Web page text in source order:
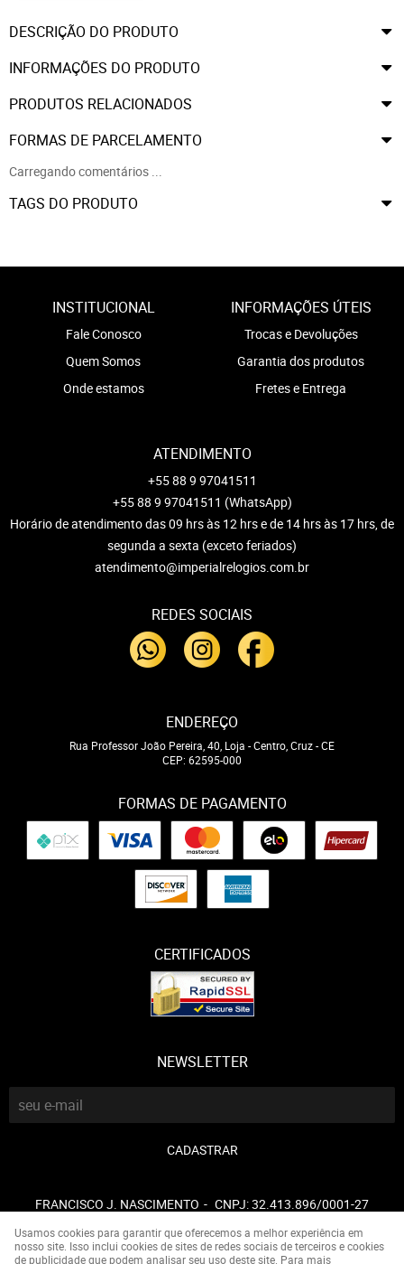
DESCRIÇÃO DO PRODUTO
INFORMAÇÕES DO PRODUTO
PRODUTOS RELACIONADOS
FORMAS DE PARCELAMENTO
Carregando comentários ...
TAGS DO PRODUTO
INSTITUCIONAL
Fale Conosco
Quem Somos
Onde estamos
INFORMAÇÕES ÚTEIS
Trocas e Devoluções
Garantia dos produtos
Fretes e Entrega
ATENDIMENTO
+55 88 9 97041511
+55 88 9 97041511 (WhatsApp)
Horário de atendimento das 09 hrs às 12 hrs e de 14 hrs às 17 hrs, de
segunda a sexta (exceto feriados)
atendimento@imperialrelogios.com.br
REDES SOCIAIS
ENDEREÇO
Rua Professor João Pereira, 40, Loja -Centro, Cruz-CE
CEP: 62595-000
FORMAS DE PAGAMENTO
CERTIFICADOS
NEWSLETTER
CADASTRAR
FRANCISCO J. NASCIMENTO CNPJ: 32.413.896/0001-27
Usamos cookies para garantir que oferecemos a melhor experiência em
nosso site. Isso inclui cookies de sites de redes sociais de terceiros e cookies
de publicidade que podem analisar seu uso deste site. Para mais